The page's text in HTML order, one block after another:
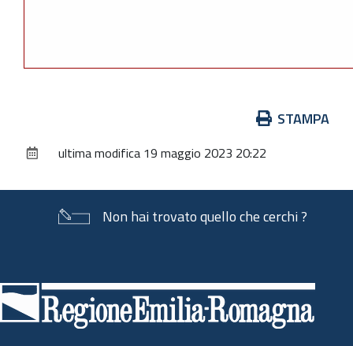
documento
STAMPA
ultima modifica 19 maggio 2023 20:22
Non hai trovato quello che cerchi ?
di
pagina